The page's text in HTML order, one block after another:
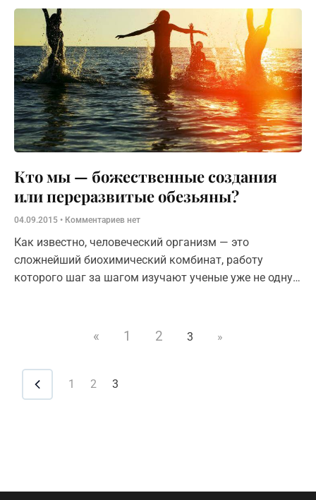
Кто мы — божественные создания
или переразвитые обезьяны?
04.09.2015 Комментариев нет
Как известно, человеческий организм — это
сложнейший биохимический комбинат, работу
которого шаг за шагом изучают ученые уже не одну
« 1 2 3 »
1 2 3